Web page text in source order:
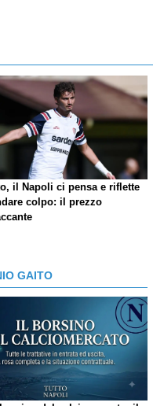
il Napoli ci pensa e riflette
colpo: il prezzo
GAITO